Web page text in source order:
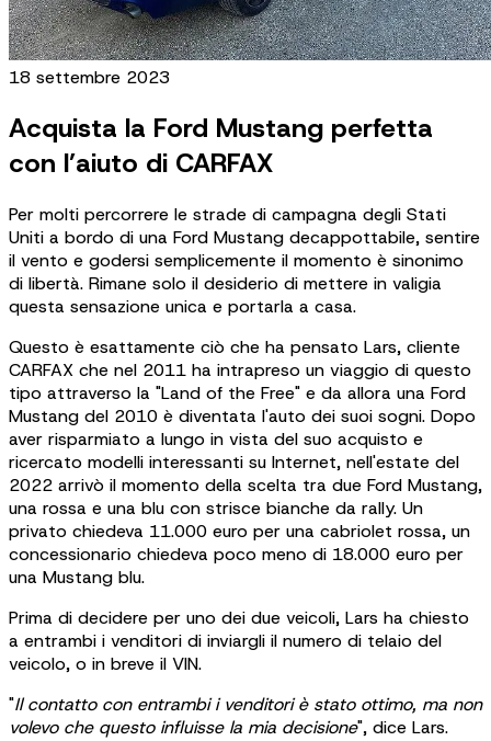
18 settembre 2023
Acquista la Ford Mustang perfetta
con l’aiuto di CARFAX
Per molti percorrere le strade di campagna degli Stati
Uniti a bordo di una Ford Mustang decappottabile, sentire
il vento e godersi semplicemente il momento è sinonimo
di libertà. Rimane solo il desiderio di mettere in valigia
questa sensazione unica e portarla a casa.
Questo è esattamente ciò che ha pensato Lars, cliente
CARFAX che nel 2011 ha intrapreso un viaggio di questo
tipo attraverso la "Land of the Free" e da allora una Ford
Mustang del 2010 è diventata l'auto dei suoi sogni. Dopo
aver risparmiato a lungo in vista del suo acquisto e
ricercato modelli interessanti su Internet, nell'estate del
2022 arrivò il momento della scelta tra due Ford Mustang,
una rossa e una blu con strisce bianche da rally. Un
privato chiedeva 11.000 euro per una cabriolet rossa, un
concessionario chiedeva poco meno di 18.000 euro per
una Mustang blu.
Prima di decidere per uno dei due veicoli, Lars ha chiesto
a entrambi i venditori di inviargli il numero di telaio del
veicolo, o in breve il VIN.
"Il contatto con entrambi i venditori è stato ottimo, ma non
volevo che questo influisse la mia decisione", dice Lars.